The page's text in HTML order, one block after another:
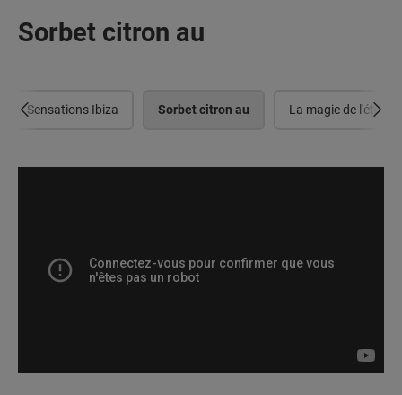
Sorbet citron au
Sensations Ibiza Sorbet citron au La magie de l'été